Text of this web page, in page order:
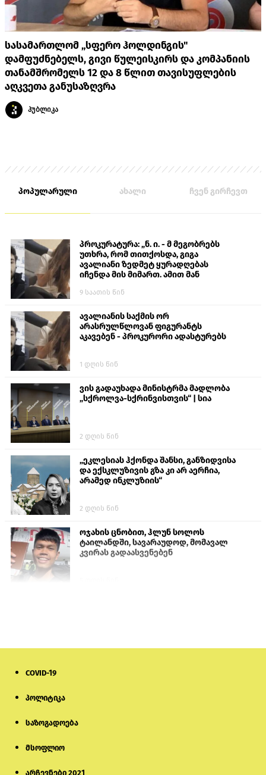
სასამართლომ „სფერო ჰოლდინგის"
დამფუძნებელს, გივი წულეისკირს და კომპანიის
თანამშრომელს 12 და 8 წლით თავისუფლების
აღკვეთა განუსაზღვრა
პუბლიკა
პოპულარული ახალი ჩვენ გირჩევთ
პროკურატურა: „ნ. ი. - მ მეგობრებს
უთხრა, რომ თითქოსდა, გიგა
ავალიანი ზედმეტ ყურადღებას
იჩენდა მის მიმართ. ამით მან
თავს დასხმოდა გიგა ავალიანს“
9 საათის წინ
ავალიანის საქმის ორ
არასრულწლოვან ფიგურანტს
აკავებენ - პროკურორი ადასტურებს
1 დღის წინ
ვის გადაუხადა მინისტრმა მადლობა
„სქროლვა-სქრინვისთვის“ | სია
2 დღის წინ
„ეკლესიას ჰქონდა შანსი, განზიდვისა
და ექსკლუზივის გზა კი არ აერჩია,
არამედ ინკლუზიის“
2 დღის წინ
ოჯახის ცნობით, ჰლუნ სოლოს
ტაილანდში, სავარაუდოდ, მომავალ
კვირას გადაასვენებენ
სომხეთში გამოძიება დაიწყო
COVID-19
პოლიტიკა
საზოგადოება
მსოფლიო
არჩევნები 2021